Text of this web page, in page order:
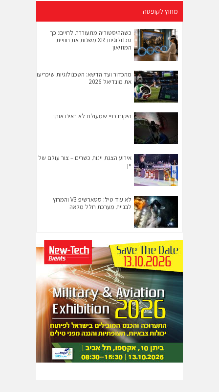
מחוץ לקופסה
כשההיסטוריה מתעוררת לחיים: כך
טכנולוגיות XR משנות את חוויית
המוזיאון
מהכדור ועד הדשא: הטכנולוגיות שיכריעו
את מונדיאל 2026
היקום כפי שמעולם לא ראינו אותו
אירוע הצגת יינות כשרים – צור עולם של
יין
לא עוד טיל: סטארשיפ V3 והמרוץ
לבניית מערכת חלל מלאה